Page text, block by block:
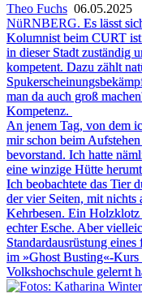
Theo Fuchs 06.05.2025
NüRNBERG. Es lässt
Kolumnist beim CURT
in dieser Stadt zuständig
kompetent. Dazu zählt
man da auch groß
Kompetenz.
An jenem Tag, von dem
mirschon beim
bevorstand. Ich hatte
eine winzige Hütte
Ich beobachtete das Tier
der vier Seiten, mit nichts
Kehrbesen. Ein Holzklotz
echter Esche. Aber
Standardausrüstung
im »Ghost Busting«-Kurs
Volkshochschule gelernt